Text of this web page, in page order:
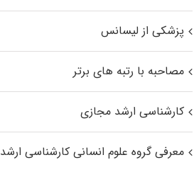
پزشکی از لیسانس
مصاحبه با رتبه های برتر
کارشناسی ارشد مجازی
معرفی گروه علوم انسانی کارشناسی ارشد